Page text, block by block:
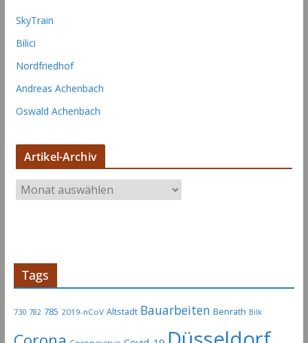
SkyTrain
Bilici
Nordfriedhof
Andreas Achenbach
Oswald Achenbach
Artikel-Archiv
r
l
-
Tags
730 782 785 2019-nCoV Altstadt Bauarbeiten Benrath Bilk